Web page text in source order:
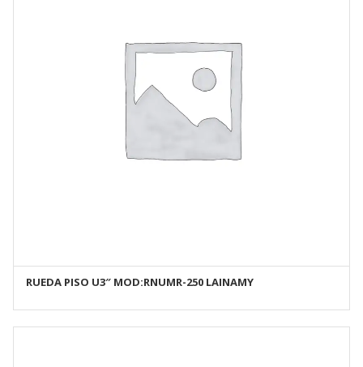
AÑADIR AL CARRITO
RUEDA PISO U3″ MOD:RNUMR-250 LAINAMY